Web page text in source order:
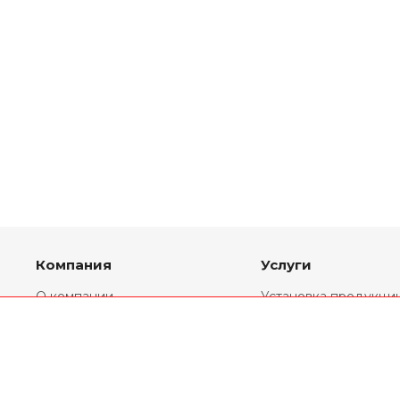
Компания
О компании
Услуги
Установка